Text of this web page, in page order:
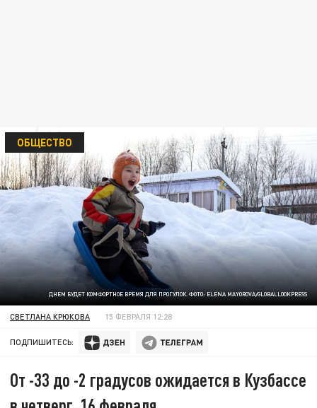
ДНЕМ БУДЕТ КОМФОРТНОЕ ВРЕМЯ ДЛЯ ПРОГУЛОК. ФОТО: ELENA MAYOROVA/GLOBALLOOKPRESS
ОБЩЕСТВО
СВЕТЛАНА КРЮКОВА 15 ФЕВРАЛЯ 12:28
ПОДПИШИТЕСЬ:
От -33 до -2 градусов ожидается в Кузбассе